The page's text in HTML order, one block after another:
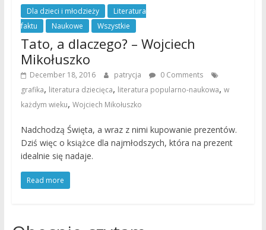
Dla dzieci i młodzieży
Literatura
faktu
Naukowe Wszystkie
Tato, a dlaczego? – Wojciech
Mikołuszko
December 18, 2016 patrycja
0 Comments
grafika, literatura dziecięca, literatura popularno-naukowa, w
każdym wieku, Wojciech Mikołuszko
Nadchodzą Święta, a wraz z nimi kupowanie prezentów.
Dziś więc o książce dla najmłodszych, która na prezent
idealnie się nadaje.
Read more